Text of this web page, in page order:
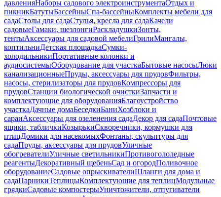
давленияНаборы садового электроинструментаОтдых и
пикникБатутыБассейныСпа-бассейныКомплекты мебели для
садаСтолы для садаСтулья, кресла для садаКачели
садовыеГамаки, шезлонгиРаскладушкиЗонты,
тентыАксессуары для садовой мебелиГрилиМангалы,
коптильниДетская площадкаСумки-
холодильникиПортативные колонки и
аудиосистемыОборудование для участкаБытовые насосыЛюки
канализационныеПруды, аксессуары для прудовФильтры,
насосы, стерилизаторы для прудовКомпрессоры для
прудовСтанции биологической очисткиЗапчасти и
комплектующие для оборудованияБлагоустройство
участкаДачные домаБеседкиБаниХозблоки и
сараиАксессуары для озеленения садаДекор для садаПочтовые
ящики, табличкиКозырькиСкворечники, кормушки для
птицДомики для насекомыхФонтаны, скульптуры для
садаПруды, аксессуары для прудовУличные
обогревателиУличные светильникиПротивогололедные
реагентыДекоративный щебеньСад и огородПоливочное
оборудованиеСадовые опрыскивателиШланги для дома и
садаПарникиТеплицыКомплектующие для теплицМодульные
грядкиСадовые компостерыУничтожители, отпугиватели